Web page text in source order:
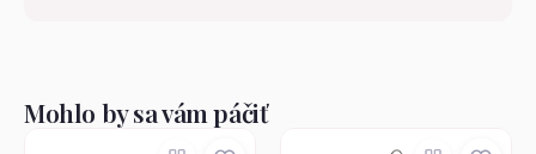
Mohlo by sa vám páčiť